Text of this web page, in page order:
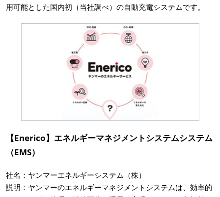
用可能とした国内初（当社調べ）の自動充電システムです。
【Enerico】エネルギーマネジメントシステムシステム
（EMS）
社名：ヤンマーエネルギーシステム（株）
説明：ヤンマーのエネルギーマネジメントシステムは、効率的